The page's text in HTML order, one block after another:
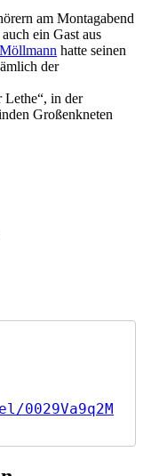
am Montagabend
ein Gast aus
hatte seinen
der
Lethe“, in der
Großenkneten
0029Va9q2M